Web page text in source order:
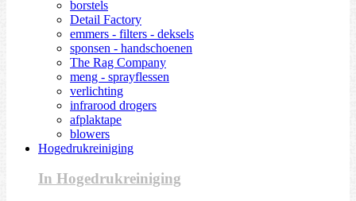
borstels
Detail Factory
emmers - filters - deksels
sponsen - handschoenen
The Rag Company
meng - sprayflessen
verlichting
infrarood drogers
afplaktape
blowers
Hogedrukreiniging
In Hogedrukreiniging